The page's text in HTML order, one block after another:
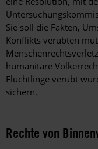
Sie soll die Fakten,
Konflikts verübten
humanitäre
Flüchtlinge verübt
sichern.
Rechte von